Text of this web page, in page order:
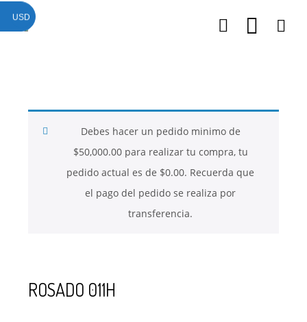
SE USAN PARA
BISUTERÍA Y
MOSTACILLA?
CURSOS
Debes hacer un pedido minimo de
$50,000.00para realizar tu compra, tu
pedido actual es de $0.00. Recuerda que
el pago del pedido se realiza por
transferencia.
ROSADO 011H
USD